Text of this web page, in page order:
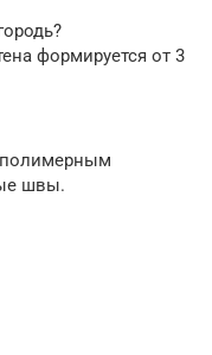
формируется от 3
полимерным
швы.